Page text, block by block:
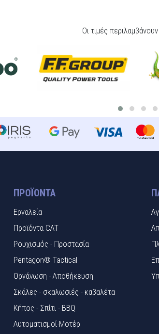
Οι τιμές
ΠΡΟΪΌΝΤΑ
Εργαλεία
Προϊόντα CAT
Ρουχισμός - Προστασία
Pentagon® Tactical
Οργάνωση - Αποθήκευση
Σκάλες - σκαλωσιές - καβαλέτα
Κήπος - Σπίτι - BBQ
Αυτοματισμοί-Μοτέρ